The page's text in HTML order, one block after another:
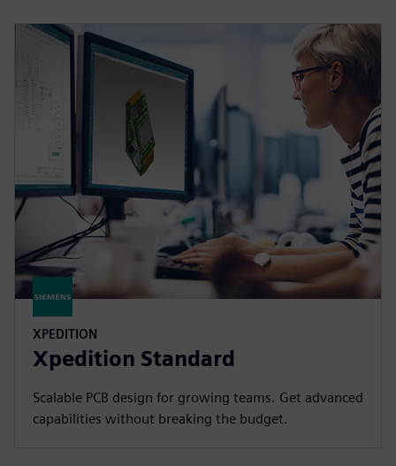
XPEDITION
Xpedition Standard
Scalable PCB design for growing teams. Get advanced
capabilities without breaking the budget.